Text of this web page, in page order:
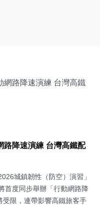
路降速演練 台灣高鐵配
城鎮韌性（防空）演習」
首度同步舉辦「行動網路降
限，連帶影響高鐵旅客手